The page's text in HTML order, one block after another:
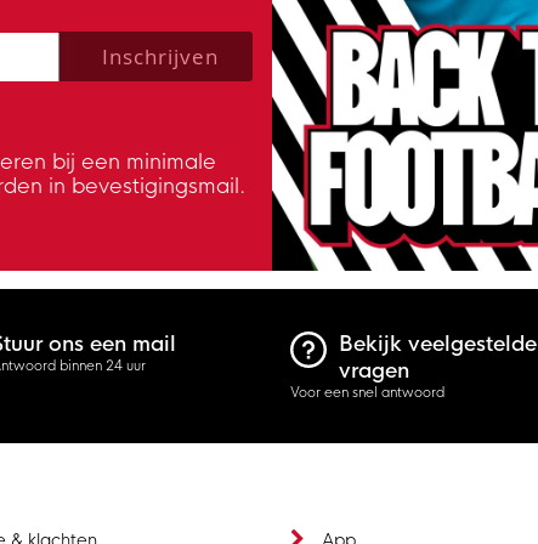
policy to subscribe to our newsletter.
Inschrijven
bij een minimale
in bevestigingsmail.
ons een mail
binnen 24 uur
Bekijk veelgestelde
vragen
Voor een snel antwoord